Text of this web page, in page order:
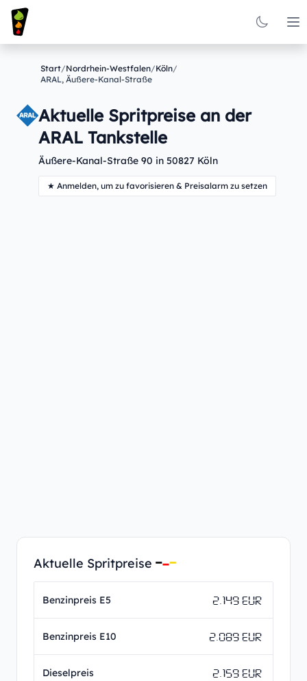
Start/Nordrhein-Westfalen/Köln/
ARAL, Äußere-Kanal-Straße
Aktuelle Spritpreise an der
ARAL Tankstelle
Äußere-Kanal-Straße 90 in 50827 Köln
★ Anmelden, um zu favorisieren & Preisalarm zu setzen
Aktuelle Spritpreise
Benzinpreis E5 2.149 EUR
Benzinpreis E10 2.089 EUR
Dieselpreis 2.159 EUR